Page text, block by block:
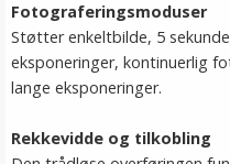
Fotograferingsmoduser
Støtter enkeltbilde, 5
eksponeringer, kontinuerlig
lange eksponeringer.
Rekkevidde og tilkobling